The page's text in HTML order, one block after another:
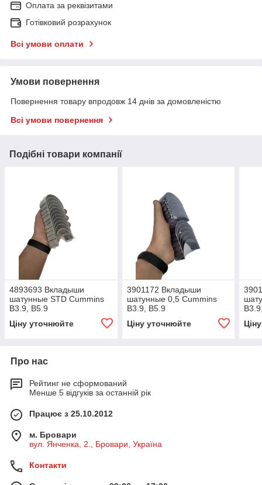
Оплата за реквізитами
Готівковий розрахунок
Всі умови оплати
Умови повернення
Повернення товару впродовж 14 днів за домовленістю
Всі умови повернення
Подібні товари компанії
4893693 Вкладыши
шатунные STD Cummins
B3.9, B5.9
Ціну уточнюйте
3901172 Вкладыши
шатунные 0,5 Cummins
B3.9, B5.9
Ціну уточнюйте
Про нас
Рейтинг не сформований
Менше 5 відгуків за останній рік
Працює з 25.10.2012
м. Бровари
вул. Янченка, 2., Бровари, Україна
Контакти